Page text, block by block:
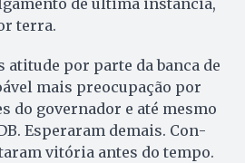
terra.
atitude por parte da banca de
mais preocupação por
do go­ver­nador e até mesmo
Esperaram demais. Con­
vi­tória antes do tempo.